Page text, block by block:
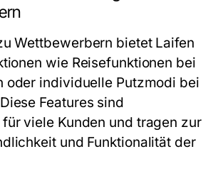
Wettbewerbern bietet Laifen
wie Reisefunktionen bei
oder individuelle Putzmodi bei
Features sind
viele Kunden und tragen zur
und Funktionalität der